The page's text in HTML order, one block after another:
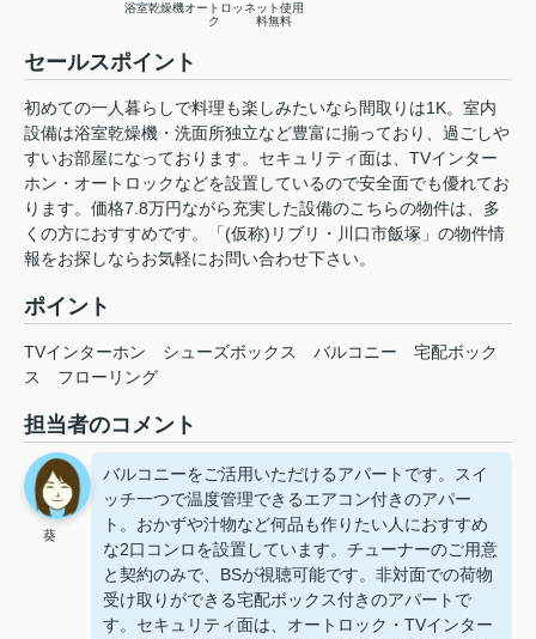
浴室乾燥機オートロッ
ク
ネット使用
料無料
セールスポイント
初めての一人暮らしで料理も楽しみたいなら間取りは1K。室内
設備は浴室乾燥機・洗面所独立など豊富に揃っており、過ごしや
すいお部屋になっております。セキュリティ面は、TVインター
ホン・オートロックなどを設置しているので安全面でも優れてお
ります。価格7.8万円ながら充実した設備のこちらの物件は、多
くの方におすすめです。「(仮称)リブリ・川口市飯塚」の物件情
報をお探しならお気軽にお問い合わせ下さい。
ポイント
TVインターホン シューズボックス バルコニー
宅配ボック
ス
フローリング
担当者のコメント
葵
バルコニーをご活用いただけるアパートです。スイ
ッチ一つで温度管理できるエアコン付きのアパー
ト。おかずや汁物など何品も作りたい人におすすめ
な2口コンロを設置しています。チューナーのご用意
と契約のみで、BSが視聴可能です。非対面での荷物
受け取りができる宅配ボックス付きのアパートで
す。セキュリティ面は、オートロック・TVインター